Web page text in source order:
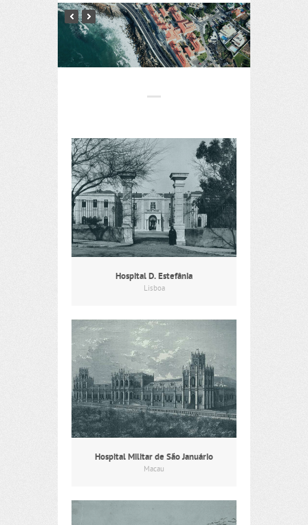
Hospital D. Estefânia
Lisboa
Hospital Militar de São Januário
Macau